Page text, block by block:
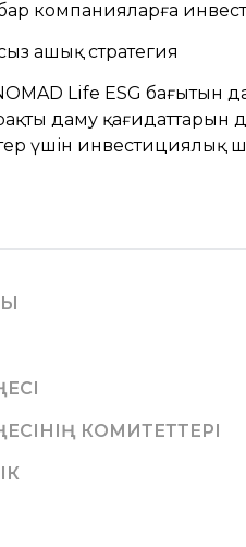
компанияларға
ашық стратегия
Life ESG бағытын
даму қағидаттарын
үшін инвестициялық
КОМИТЕТТЕРІ